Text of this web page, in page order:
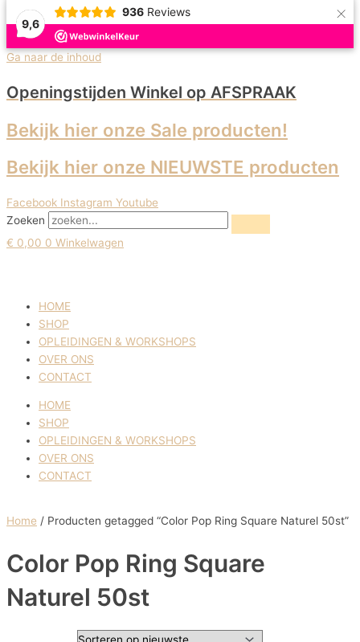
9,6
936 Reviews ×
Ga naar de inhoud
Openingstijden Winkel op AFSPRAAK
Bekijk hier onze Sale producten!
Bekijk hier onze NIEUWSTE producten
Facebook Instagram Youtube
Zoeken
€ 0,00 0 Winkelwagen
HOME
SHOP
OPLEIDINGEN & WORKSHOPS
OVER ONS
CONTACT
HOME
SHOP
OPLEIDINGEN & WORKSHOPS
OVER ONS
CONTACT
Home / Producten getagged “Color Pop Ring Square Naturel 50st”
Color Pop Ring Square
Naturel 50st